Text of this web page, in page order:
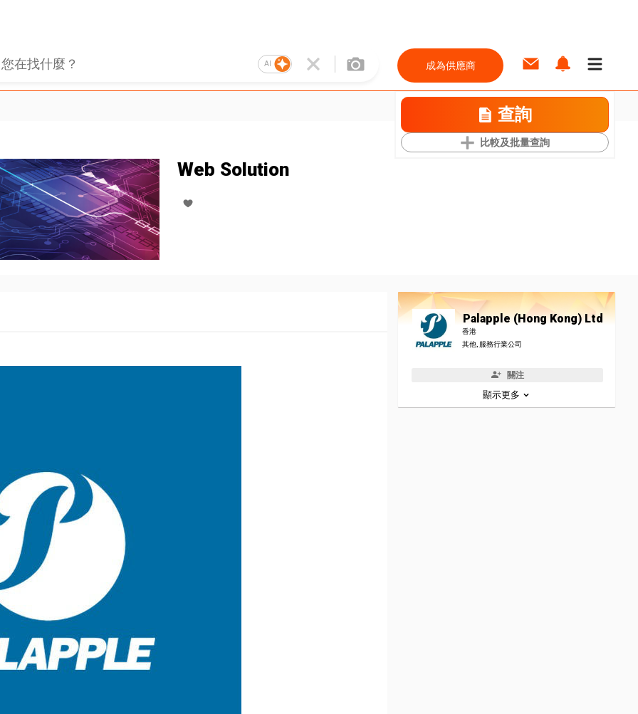
AI 成為供應商
查詢
比較及批量查詢
Web Solution
Palapple (Hong Kong) Ltd
香港
其他, 服務行業公司
關注
顯示更多